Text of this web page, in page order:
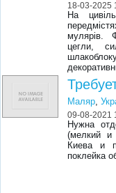
18-03-2025
На
мулярів.
цегли,
Маляр,
09-08-2021
Нужна
(мелкий и
Киева и
поклейка